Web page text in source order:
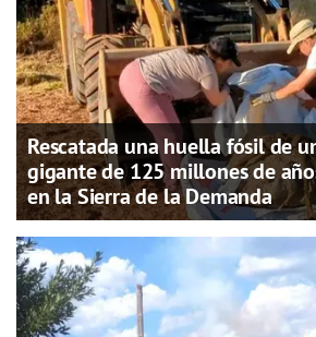
Rescatada una huella fósil de
gigante de 125 millones de
en la Sierra de la Demanda